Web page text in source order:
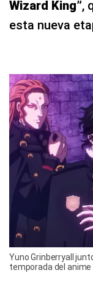
Wizard King”,
esta nueva
Yuno Grinberryall
temporada del anime